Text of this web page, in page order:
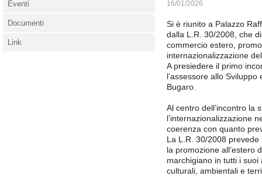
16/01/2026
Si è riunito a Palazzo
dalla L.R. 30/2008, che
commercio estero,
internazionalizzazione
A presiedere il primo
l’assessore allo
Bugaro.
Al centro dell’incontro la
l’internazionalizzazione
coerenza con quanto
La L.R. 30/2008
la promozione all’estero
marchigiano in tutti i
culturali, ambientali e
Eventi
Documenti
Link